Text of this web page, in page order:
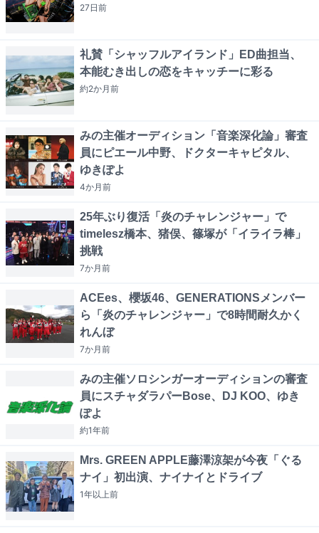
27日前
礼賛「シャッフルアイランド」ED曲担当、
本能むき出しの恋をキャッチーに彩る
約2か月前
みの主催オーディション「音楽深化論」審査
員にピエール中野、ドクターキャピタル、
ゆきぽよ
4か月前
25年ぶり復活「炎のチャレンジャー」で
timelesz橋本、猪俣、篠塚が「イライラ棒」
挑戦
7か月前
ACEes、櫻坂46、GENERATIONSメンバー
ら「炎のチャレンジャー」で8時間耐久かく
れんぼ
7か月前
みの主催ソロシンガーオーディションの審査
員にスチャダラパーBose、DJ KOO、ゆき
ぽよ
約1年前
Mrs. GREEN APPLE藤澤涼架が今夜「ぐる
ナイ」初出演、ナイナイとドライブ
1年以上前